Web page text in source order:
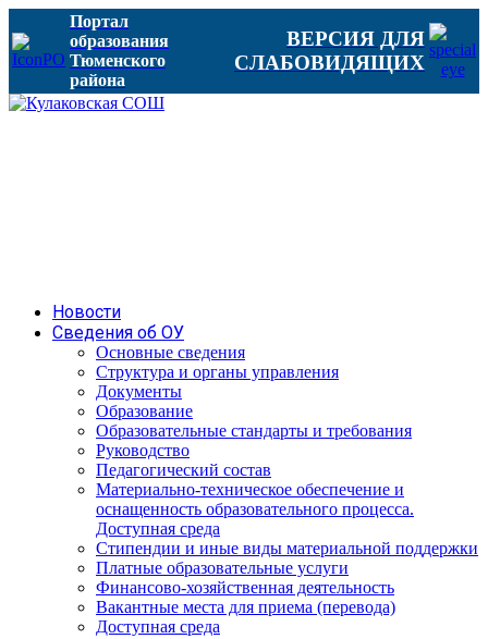
Портал
образования
Тюменского
района
ВЕРСИЯ ДЛЯ
СЛАБОВИДЯЩИХ
Новости
Сведения об ОУ
Основные сведения
Структура и органы управления
Документы
Образование
Образовательные стандарты и требования
Руководство
Педагогический состав
Материально-техническое обеспечение и
оснащенность образовательного процесса.
Доступная среда
Стипендии и иные виды материальной поддержки
Платные образовательные услуги
Финансово-хозяйственная деятельность
Вакантные места для приема (перевода)
Доступная среда